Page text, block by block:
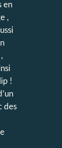
en
,
!
des